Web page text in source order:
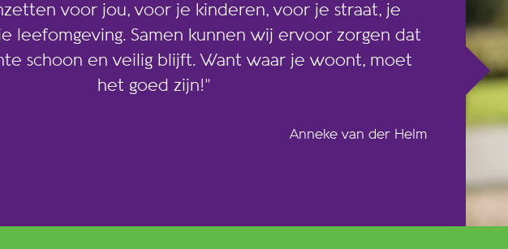
voor jou, voor je kinderen, voor je straat, je
leefomgeving. Samen kunnen wij ervoor zorgen dat
schoon en veilig blijft. Want waar je woont, moet
het goed zijn!”
Anneke van der Helm